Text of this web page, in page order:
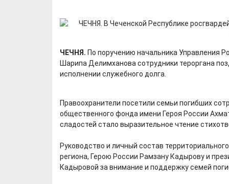
ЧЕЧНЯ. По поручению начальника Управления
Шарипа Делимханова сотрудники тероргана
исполнении служебного долга.
Правоохранители посетили семьи погибших
общественного фонда имени Героя России
сладостей стало выразительное чтение
Руководство и личный состав
региона, Герою России Рамзану Кадырову и
Кадыровой за внимание и поддержку семей